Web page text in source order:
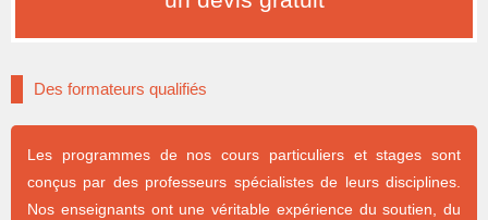
Des formateurs qualifiés
Les programmes de nos cours particuliers et stages sont
conçus par des professeurs spécialistes de leurs disciplines.
Nos enseignants ont une véritable expérience du soutien, du